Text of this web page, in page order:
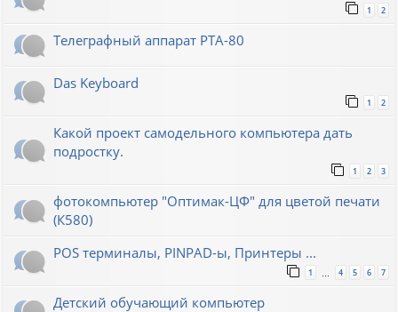
1 2
Телеграфный аппарат РТА-80
Das Keyboard
1 2
Какой проект самодельного компьютера дать
подростку.
1 2 3
фотокомпьютер "Оптимак-ЦФ" для цветой печати
(К580)
POS терминалы, PINPAD-ы, Принтеры ...
1 4 5 6 7
Детский обучающий компьютер